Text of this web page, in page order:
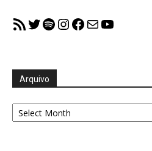
RSS FeedTwitter
Spotify
Instagram
Facebook
MailYouTube
Arquivo
Arquivo